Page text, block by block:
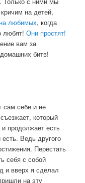
на детей,
на любимых, когда
любят!Они простят!
вам за
битв!
сам себе и не
который
и продолжает есть
есть. Ведь другого
Перестать
себя с собой
и вверх я сделал
на эту